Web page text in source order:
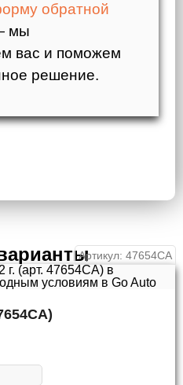
обратной
мы
вас и поможем
решение.
Артикул: 47654СА